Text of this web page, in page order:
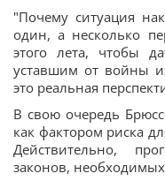
"Почему ситуация
один, а несколько
этого лета, чтобы
уставшим от войны
это реальная
В свою очередь
как фактором риска
Действительно,
законов,